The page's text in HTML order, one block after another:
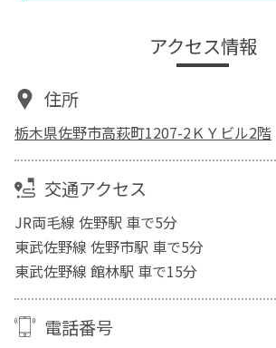
アクセス情報
住所
栃木県佐野市高萩町1207-2ＫＹビル2階
交通アクセス
JR両毛線 佐野駅 車で5分
東武佐野線 佐野市駅 車で5分
東武佐野線 館林駅 車で15分
電話番号